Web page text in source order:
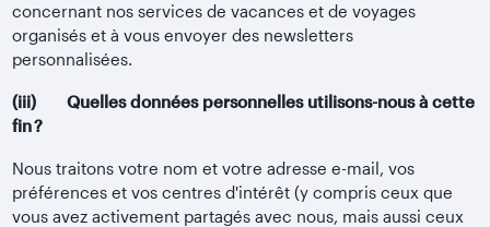
concernant nos services de vacances et de voyages
organisés et à vous envoyer des newsletters
personnalisées.
(iii) Quelles données personnelles utilisons-nous à cette
fin ?
Nous traitons votre nom et votre adresse e-mail, vos
préférences et vos centres d'intérêt (y compris ceux que
vous avez activement partagés avec nous, mais aussi ceux